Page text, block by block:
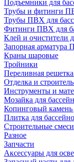
Подъемники для
Трубы и фитинги
Трубы ПВХ для
Фитинги ПВХ для
Клей и очистители
Запорная арматура
Краны шаровые
Тройники
Переливная
Отделка и
Инструменты и
Мозайка для
Копинговый камень
Плитка для
Строительные смеси
Разное
Запчасти
Аксессуары для